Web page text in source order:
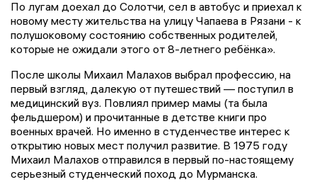
По лугам доехал до Солотчи, сел в автобус и приехал к
новому месту жительства на улицу Чапаева в Рязани - к
полушоковому состоянию собственных родителей,
которые не ожидали этого от 8-летнего ребёнка».
После школы Михаил Малахов выбрал профессию, на
первый взгляд, далекую от путешествий — поступил в
медицинский вуз. Повлиял пример мамы (та была
фельдшером) и прочитанные в детстве книги про
военных врачей. Но именно в студенчестве интерес к
открытию новых мест получил развитие. В 1975 году
Михаил Малахов отправился в первый по-настоящему
серьезный студенческий поход до Мурманска.